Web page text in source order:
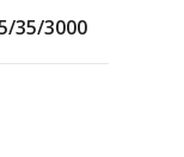
35/3000